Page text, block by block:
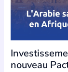
nouveau